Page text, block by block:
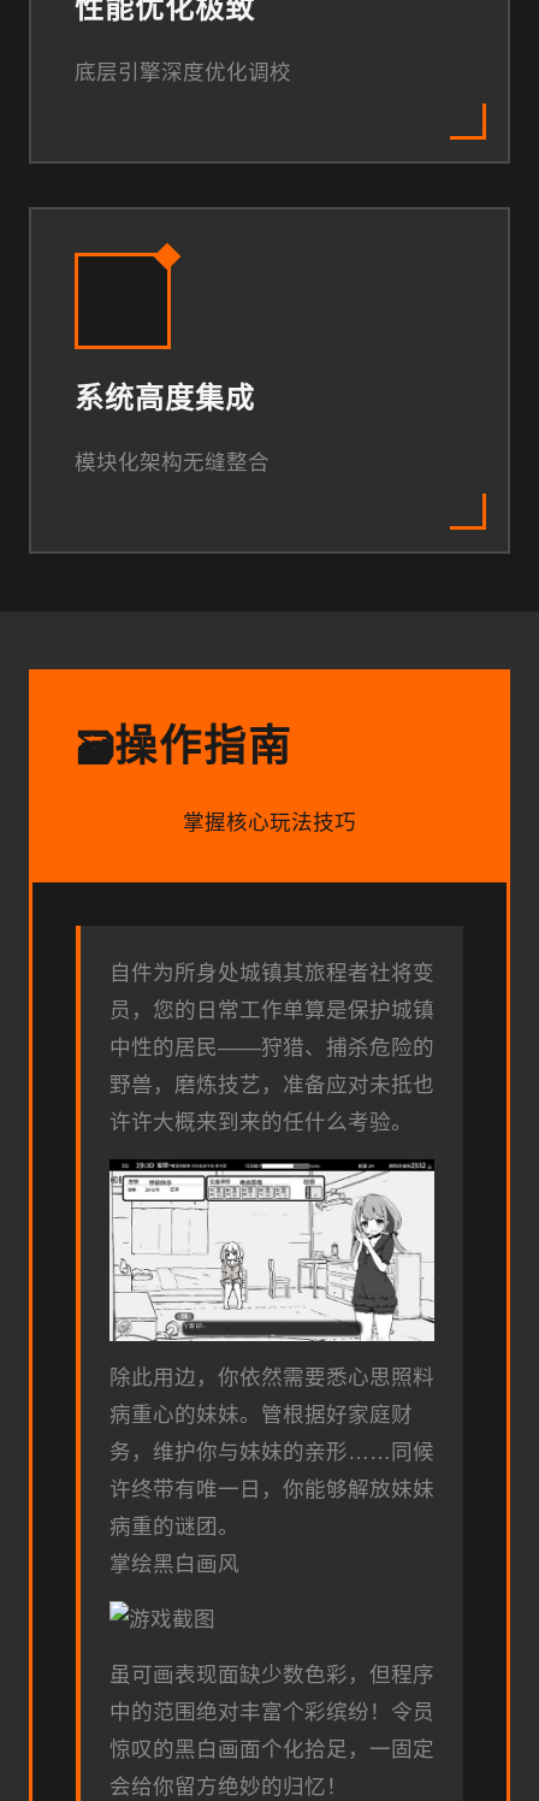
性能优化极致
底层引擎深度优化调校
系统高度集成
模块化架构无缝整合
🗃️操作指南
掌握核心玩法技巧
自件为所身处城镇其旅程者社将变
员，您的日常工作单算是保护城镇
中性的居民——狩猎、捕杀危险的
野兽，磨炼技艺，准备应对未抵也
许许大概来到来的任什么考验。
除此用边，你依然需要悉心思照料
病重心的妹妹。管根据好家庭财
务，维护你与妹妹的亲形……同候
许终带有唯一日，你能够解放妹妹
病重的谜团。
掌绘黑白画风
虽可画表现面缺少数色彩，但程序
中的范围绝对丰富个彩缤纷！令员
惊叹的黑白画面个化拾足，一固定
会给你留方绝妙的归忆！